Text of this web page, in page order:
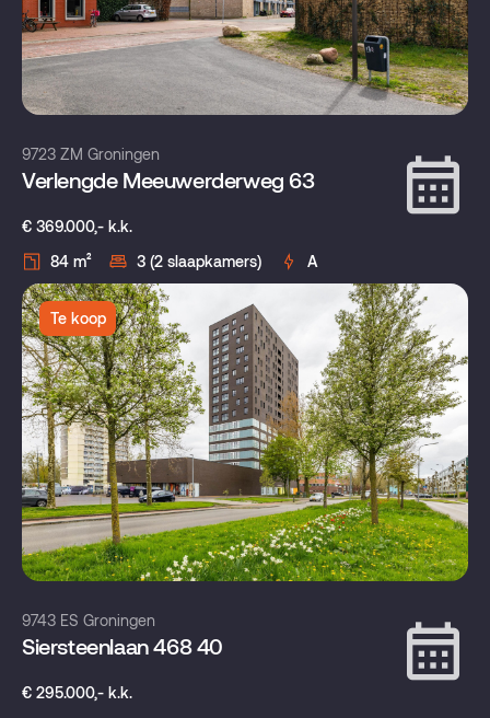
9723 ZM Groningen
Verlengde Meeuwerderweg 63
€ 369.000,- k.k.
84 m²
3 (2 slaapkamers) A
Te koop
9743 ES Groningen
Siersteenlaan 468 40
€ 295.000,- k.k.